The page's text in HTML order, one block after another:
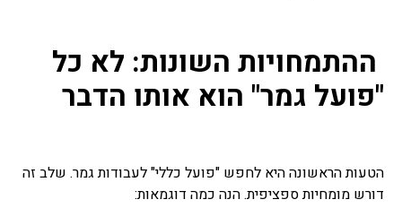
ההתמחויות השונות: לא כל
"פועל גמר" הוא אותו הדבר
הטעות הראשונה היא לחפש "פועל כללי" לעבודות גמר. שלב זה
דורש מומחיות ספציפית. הנה כמה דוגמאות: